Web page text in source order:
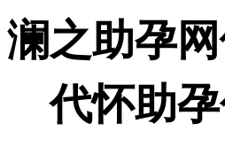
澜之助孕
代怀助